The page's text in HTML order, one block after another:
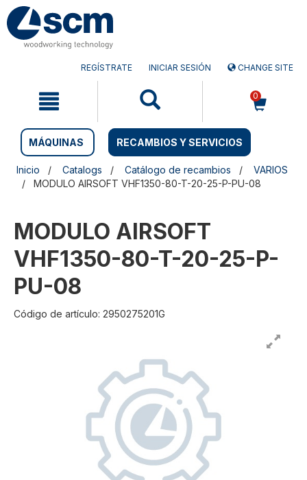
Saltar
contenido
Saltar
menú
REGÍSTRATE INICIAR SESIÓN CHANGE SITE
0
MÁQUINAS RECAMBIOS Y SERVICIOS
Inicio Catalogs Catálogo de recambios
VARIOS
MODULO AIRSOFT VHF1350-80-T-20-25-P-PU-08
MODULO AIRSOFT
VHF1350-80-T-20-25-P-
PU-08
Código de artículo: 2950275201G